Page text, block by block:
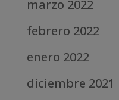
marzo 2022
febrero 2022
enero 2022
diciembre 2021